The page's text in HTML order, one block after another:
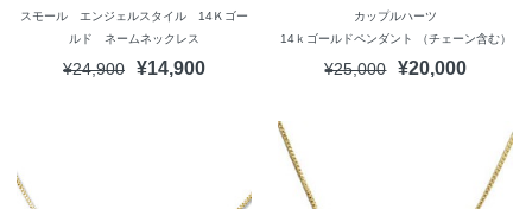
スモール エンジェルスタイル 14Ｋゴー
ルド ネームネックレス
¥24,900 ¥14,900
カップルハーツ
14ｋゴールドペンダント （チェーン含む）
¥25,000 ¥20,000